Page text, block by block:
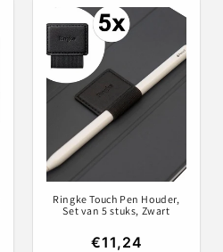
Ringke Touch Pen Houder,
Set van 5 stuks, Zwart
€11,24